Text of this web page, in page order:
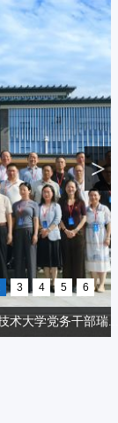
职业本科生涯教
>
3 4 5 6